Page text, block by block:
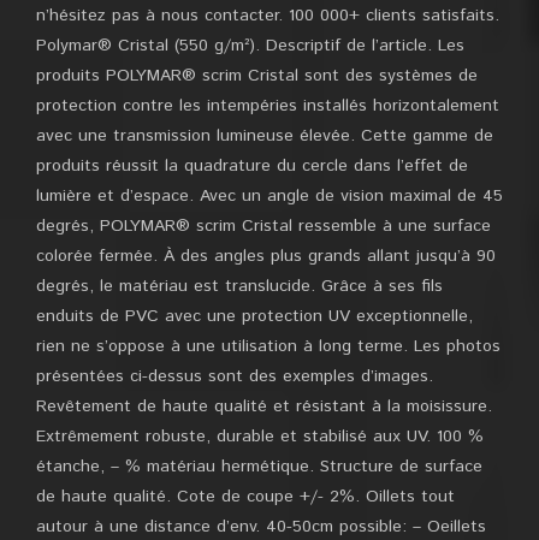
n’hésitez pas à nous contacter. 100 000+ clients satisfaits.
Polymar® Cristal (550 g/m²). Descriptif de l’article. Les
produits POLYMAR® scrim Cristal sont des systèmes de
protection contre les intempéries installés horizontalement
avec une transmission lumineuse élevée. Cette gamme de
produits réussit la quadrature du cercle dans l’effet de
lumière et d’espace. Avec un angle de vision maximal de 45
degrés, POLYMAR® scrim Cristal ressemble à une surface
colorée fermée. À des angles plus grands allant jusqu’à 90
degrés, le matériau est translucide. Grâce à ses fils
enduits de PVC avec une protection UV exceptionnelle,
rien ne s’oppose à une utilisation à long terme. Les photos
présentées ci-dessus sont des exemples d’images.
Revêtement de haute qualité et résistant à la moisissure.
Extrêmement robuste, durable et stabilisé aux UV. 100 %
étanche, – % matériau hermétique. Structure de surface
de haute qualité. Cote de coupe +/- 2%. Oillets tout
autour à une distance d’env. 40-50cm possible: – Oeillets